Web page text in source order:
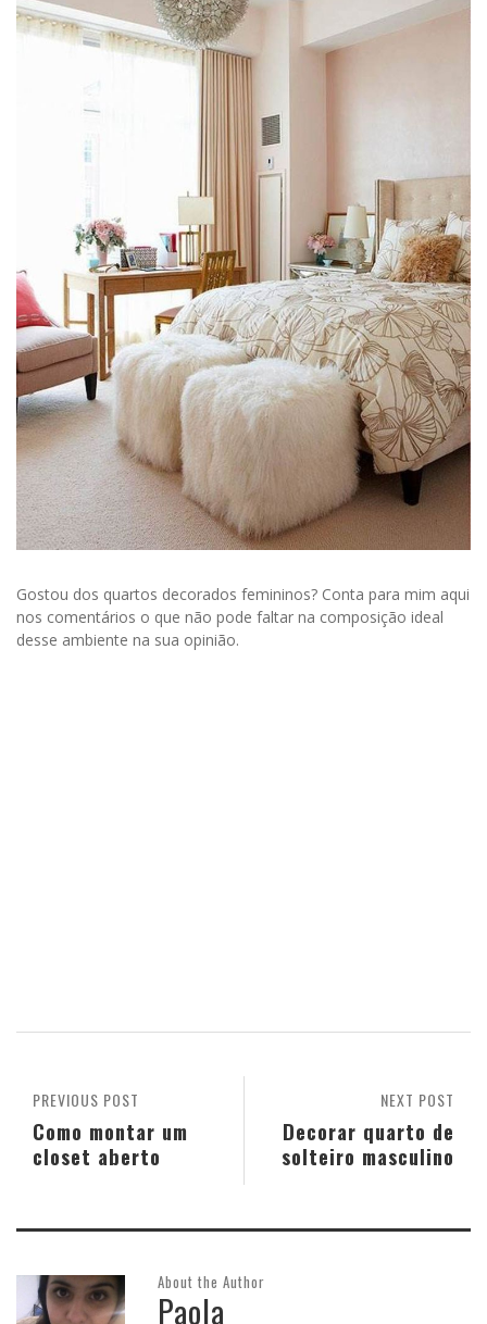
Gostou dos quartos decorados femininos? Conta para mim aqui
nos comentários o que não pode faltar na composição ideal
desse ambiente na sua opinião.
NEXT POST
Decorar quarto de
solteiro masculino
PREVIOUS POST
Como montar um
closet aberto
About the Author
Paola